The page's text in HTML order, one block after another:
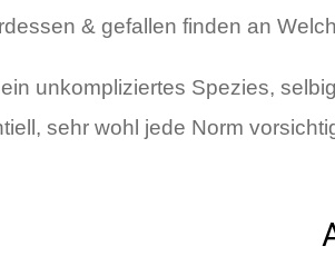
& gefallen finden an
unkompliziertes Spezies,
sehr wohl jede Norm